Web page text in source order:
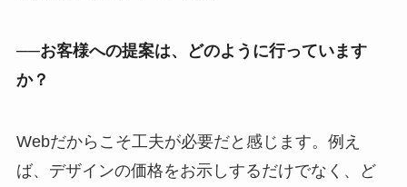
──お客様への提案は、どのように行っています
か？
Webだからこそ工夫が必要だと感じます。例え
ば、デザインの価格をお示しするだけでなく、ど